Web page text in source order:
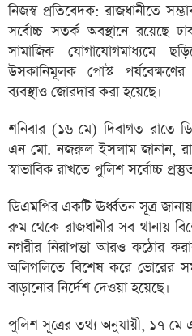
নিজস্ব প্রতিবেদক: রাজধানীতে
সর্বোচ্চ সতর্ক অবস্থানে রয়েছে
সামাজিক যোগাযোগমাধ্যমে
উসকানিমূলক পোস্ট পর্যবেক্ষণের
ব্যবস্থাও জোরদার করা হয়েছে।
শনিবার (১৬ মে) দিবাগত রাতে
এন মো. নজরুল ইসলাম জানান,
স্বাভাবিক রাখতে পুলিশ সর্বোচ্চ
ডিএমপির একটি ঊর্ধ্বতন সূত্র
রুম থেকে রাজধানীর সব থানায়
নগরীর নিরাপত্তা আরও কঠোর
অলিগলিতে বিশেষ করে ভোরের
বাড়ানোর নির্দেশ দেওয়া হয়েছে।
পুলিশ সূত্রের তথ্য অনুযায়ী, ১৭ মে